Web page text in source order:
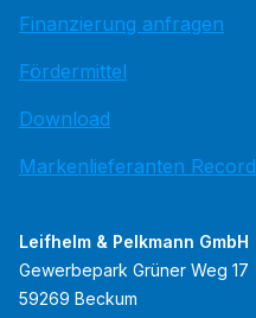
Finanzierung anfragen
Fördermittel
Download
Markenlieferanten Record
Leifhelm & Pelkmann GmbH
Gewerbepark Grüner Weg 17
59269 Beckum